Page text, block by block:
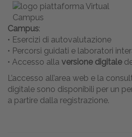
Campus:
• Esercizi di autovalutazione
• Percorsi guidati e laboratori
• Accesso alla versione digitale
L’accesso all’area web e la
digitale sono disponibili per un
a partire dalla registrazione.